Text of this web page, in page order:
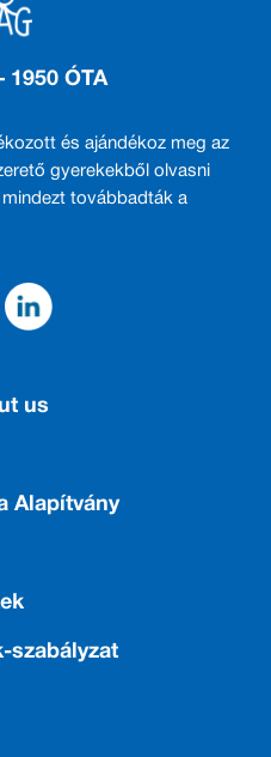
1950 ÓTA
és ajándékoz meg az
gyerekekből olvasni
továbbadták a
us
Alapítvány
szabályzat